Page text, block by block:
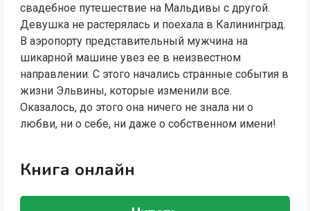
свадебное путешествие на Мальдивы с другой.
Девушка не растерялась и поехала в Калининград.
В аэропорту представительный мужчина на
шикарной машине увез ее в неизвестном
направлении. С этого начались странные события в
жизни Эльвины, которые изменили все.
Оказалось, до этого она ничего не знала ни о
любви, ни о себе, ни даже о собственном имени!
Книга онлайн